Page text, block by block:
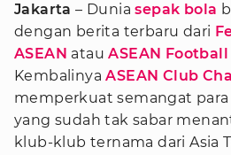
Jakarta – Duniasepak bola
dengan berita terbaru dari
ASEAN atauASEAN
KembalinyaASEAN Club
memperkuat semangat
yang sudah tak sabar
klub-klub ternama dari Asia